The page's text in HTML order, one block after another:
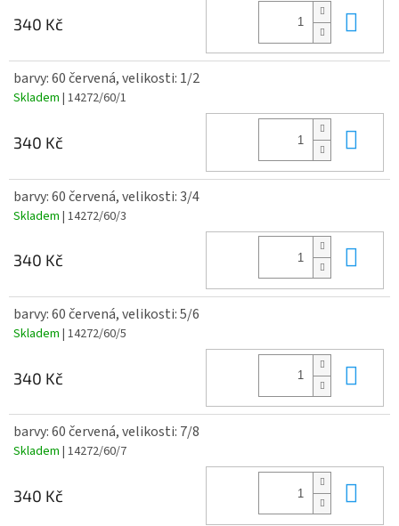
340 Kč
barvy: 60 červená, velikosti: 1/2
Skladem | 14272/60/1
340 Kč
barvy: 60 červená, velikosti: 3/4
Skladem | 14272/60/3
340 Kč
barvy: 60 červená, velikosti: 5/6
Skladem | 14272/60/5
340 Kč
barvy: 60 červená, velikosti: 7/8
Skladem | 14272/60/7
340 Kč